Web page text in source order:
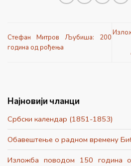
Стефан Митров Љубиша: 200
година од рођења
Најновији чланци
Србски календар (1851-1853)
Обавештење о радном времену
Изложба поводом 150 година